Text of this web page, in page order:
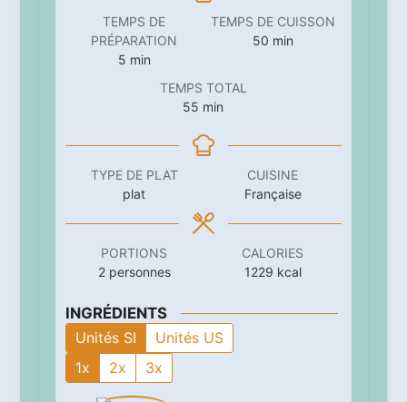
TEMPS DE
PRÉPARATION
5minutes
min
TEMPS DE CUISSON
50minutes
min
TEMPS TOTAL
55 minutes
min
TYPE DE PLAT
plat
CUISINE
Française
PORTIONS
2 personnes
CALORIES
1229 kcal
INGRÉDIENTS
Unités SI
Unités US
1x
2x 3x